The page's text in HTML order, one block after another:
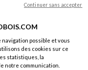
la déconstruction ! Entre
reflets et les matières, dans
possible et vous
des cookies sur ce
statistiques, la
notre communication.
Continuer sans accepter